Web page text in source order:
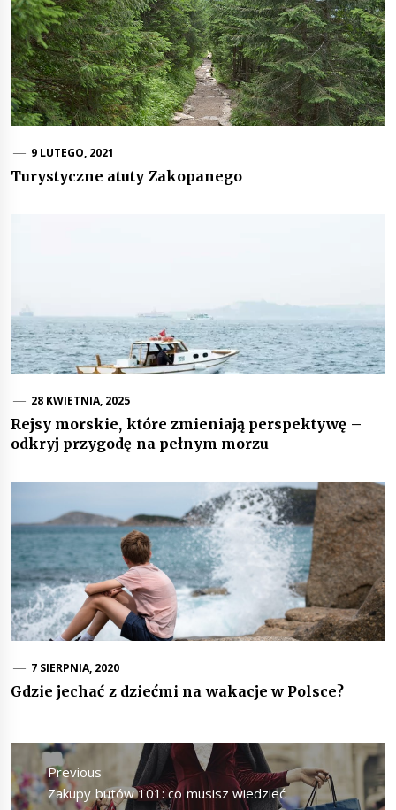
9 LUTEGO, 2021
Turystyczne atuty Zakopanego
28 KWIETNIA, 2025
Rejsy morskie, które zmieniają perspektywę –
odkryj przygodę na pełnym morzu
7 SIERPNIA, 2020
Gdzie jechać z dziećmi na wakacje w Polsce?
Nawigacja
wpisuPrevious
Previous
Zakupy butów 101: co musisz wiedzieć